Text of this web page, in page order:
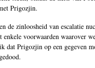
Prigozjin.
de zinloosheid van escalatie
enkele voorwaarden waarover
dat Prigozjin op een gegeven